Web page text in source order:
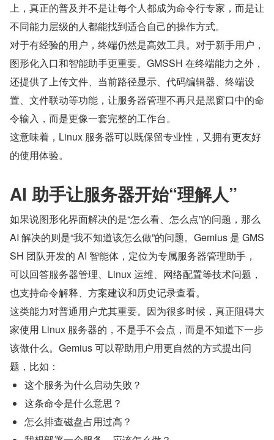
上，真正的普及并不是让每个人都成为命令行专家，而是让
不同能力层级的人都能找到适合自己的操作方式。
对于有经验的用户，终端仍然是高效工具。对于新手用户，
图形化入口和智能助手更重要。GMSSH 在终端能力之外，
还提供了上传文件、当前路径显示、代码编辑器、终端设
置、文件联动等功能，让服务器管理不再只是黑窗口中的命
令输入，而是更像一套完整的工作台。
这意味着，Linux 服务器可以既保留专业性，又拥有更友好
的使用体验。
AI 助手让服务器开始“理解人”
如果说图形化界面解决的是“怎么看、怎么点”的问题，那么
AI 解决的则是“我不知道该怎么做”的问题。Gemius 是 GMS
SH 团队开发的 AI 智能体，定位为专属服务器管理助手，
可以回答服务器管理、Linux 运维、网络配置等技术问题，
也支持命令解释、方案建议和历史记录查看。
这类能力对普通用户尤其重要。因为很多时候，真正阻碍大
家使用 Linux 服务器的，不是手不会点，而是不知道下一步
该做什么。Gemius 可以帮助用户用更自然的方式提出问
题，比如：
这个服务为什么启动失败？
这条命令是什么意思？
怎么排查磁盘占用过高？